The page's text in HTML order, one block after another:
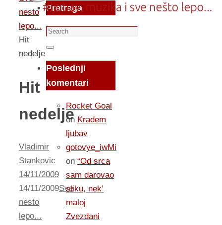
nesto
lepo...
Hit
nedelje
Hit
nedelje
Vladimir
Stankovic
14/11/2009
14/11/2009Sve
nesto
lepo...
Pretraga
Search
for:
Search
Poslednji
komentari
Rocket Goal
on Kradem
ljubav
gotovye_iwMi
on “Od srca
sam darovao
sliku, nek’
maloj
Zvezdani